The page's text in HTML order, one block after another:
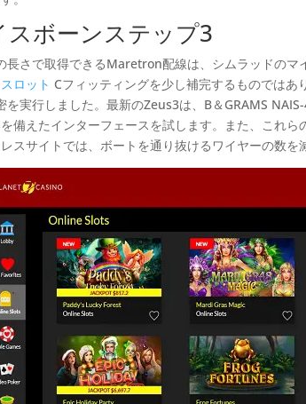
スボーンステップ3
長さで取得できるMaretron配線は、シムラッドの
ロット Cフィッティングを少し補完するものでは
を実行しました。最新のZeus3は、B＆GRAMS
備えたインターフェースを試します。また、これ
スサイトでは、ボートを通り抜けるワイヤーの数を